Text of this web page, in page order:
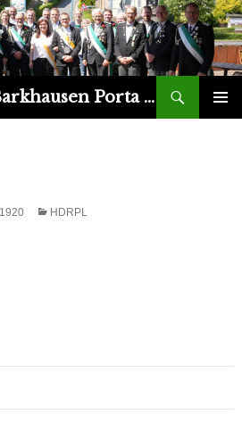
Schützenverein Barkhausen Porta 1899 e.V.
HDRPL